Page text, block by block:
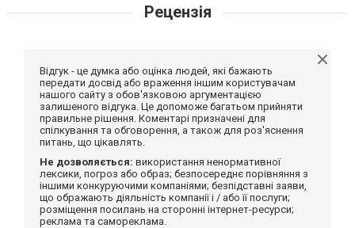
Рецензія
Відгук - це думка або оцінка людей, які бажають
передати досвід або враження іншим користувачам
нашого сайту з обов'язковою аргументацією
залишеного відгука. Це допоможе багатьом прийняти
правильне рішення. Коментарі призначені для
спілкування та обговорення, а також для роз'яснення
питань, що цікавлять.
Не дозволяється: використання ненормативної
лексики, погроз або образ; безпосереднє порівняння з
іншими конкуруючими компаніями; безпідставні заяви,
що ображають діяльність компанії і / або її послуги;
розміщення посилань на сторонні інтернет-ресурси;
реклама та самореклама.